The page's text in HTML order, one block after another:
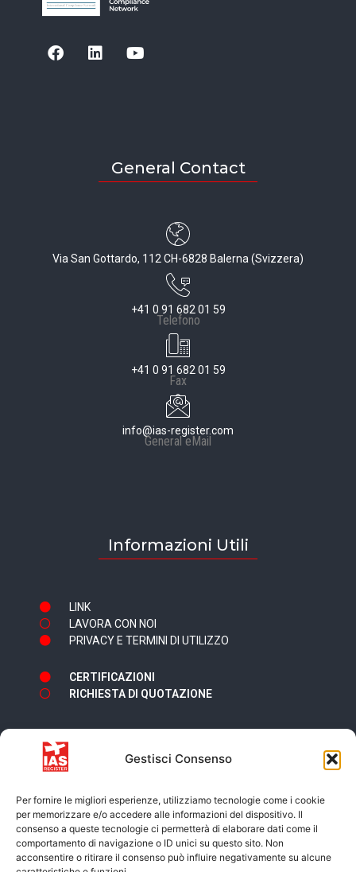
Gestisci Consenso
Per fornire le migliori esperienze, utilizziamo tecnologie come i cookie
per memorizzare e/o accedere alle informazioni del dispositivo. Il
consenso a queste tecnologie ci permetterà di elaborare dati come il
comportamento di navigazione o ID unici su questo sito. Non
acconsentire o ritirare il consenso può influire negativamente su alcune
General Contact
Via San Gottardo, 112 CH-6828 Balerna (Svizzera)
+41 0 91 682 01 59
Telefono
+41 0 91 682 01 59
Fax
info@ias-register.com
General eMail
Informazioni Utili
LINK
LAVORA CON NOI
PRIVACY E TERMINI DI UTILIZZO
CERTIFICAZIONI
RICHIESTA DI QUOTAZIONE
Newsletter